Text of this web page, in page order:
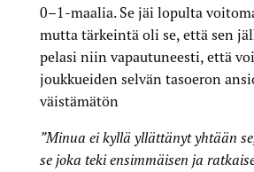
0–1-maalia. Se jäi lopulta
mutta tärkeintä oli se, että sen
pelasi niin vapautuneesti, että
joukkueiden selvän tasoeron
väistämätön
”Minua ei kyllä yllättänyt yhtään se,
se joka teki ensimmäisen ja